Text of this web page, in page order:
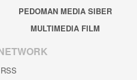
PEDOMAN MEDIA SIBER
MULTIMEDIA FILM
RSS